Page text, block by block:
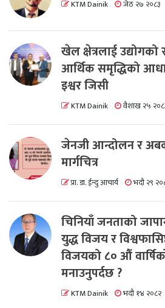
KTM Dainik जेठ २७ २०८३
खेल क्षेत्रलाई
आर्थिक समृद्धिको
इश्वर जिसी
KTM Dainik वैशाख २५
जेनजी आन्दोलन र
मार्गचित्र
प्रा. डा. ईन्दु आचार्य भदौ २९
चिनियाँ जनताको
युद्ध विजय र
विजयको ८० औं
मनाउनुपर्दछ ?
KTM Dainik भदौ १४ २०८२